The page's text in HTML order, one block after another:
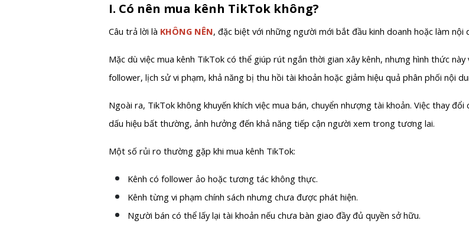
I. Có nên mua kênh TikTok không?
Câu trả lời là KHÔNG NÊN, đặc biệt với những người mới bắt đầu kinh doanh hoặc làm nội
Mặc dù việc mua kênh TikTok có thể giúp rút ngắn thời gian xây kênh, nhưng hình thức
follower, lịch sử vi phạm, khả năng bị thu hồi tài khoản hoặc giảm hiệu quả phân phối nội
Ngoài ra, TikTok không khuyến khích việc mua bán, chuyển nhượng tài khoản. Việc thay
dấu hiệu bất thường, ảnh hưởng đến khả năng tiếp cận người xem trong tương lai.
Một số rủi ro thường gặp khi mua kênh TikTok:
Kênh có follower ảo hoặc tương tác không thực.
Kênh từng vi phạm chính sách nhưng chưa được phát hiện.
Người bán có thể lấy lại tài khoản nếu chưa bàn giao đầy đủ quyền sở hữu.